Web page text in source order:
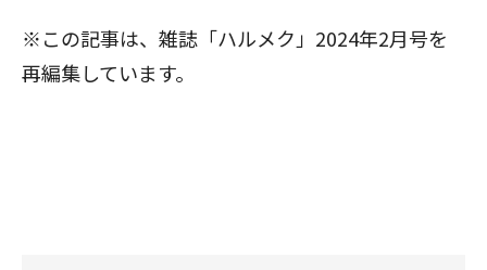
※この記事は、雑誌「ハルメク」2024年2月号を
再編集しています。